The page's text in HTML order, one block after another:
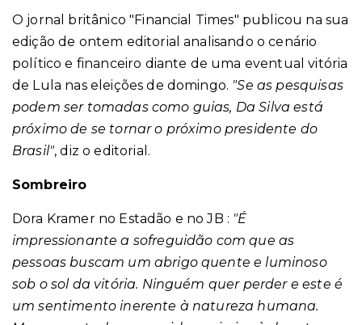
O jornal britânico "Financial Times" publicou na sua
edição de ontem editorial analisando o cenário
político e financeiro diante de uma eventual vitória
de Lula nas eleições de domingo. "Se as pesquisas
podem ser tomadas como guias, Da Silva está
próximo de se tornar o próximo presidente do
Brasil", diz o editorial.
Sombreiro
Dora Kramer no Estadão e no JB : "É
impressionante a sofreguidão com que as
pessoas buscam um abrigo quente e luminoso
sob o sol da vitória. Ninguém quer perder e este é
um sentimento inerente à natureza humana.